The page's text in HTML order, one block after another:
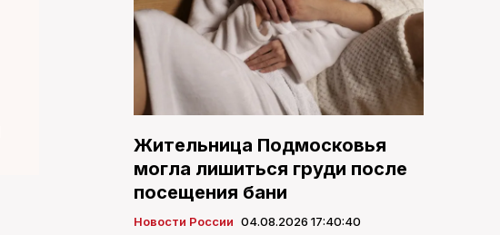
Жительница Подмосковья
могла лишиться груди после
посещения бани
Новости России 04.08.2026 17:40:40